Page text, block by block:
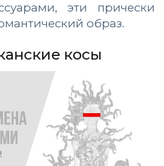
эти прически
образ.
косы